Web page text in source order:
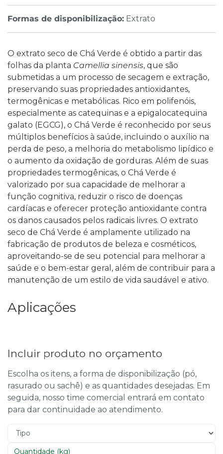
Formas de disponibilização: Extrato
O extrato seco de Chá Verde é obtido a partir das
folhas da planta Camellia sinensis, que são
submetidas a um processo de secagem e extração,
preservando suas propriedades antioxidantes,
termogênicas e metabólicas. Rico em polifenóis,
especialmente as catequinas e a epigalocatequina
galato (EGCG), o Chá Verde é reconhecido por seus
múltiplos benefícios à saúde, incluindo o auxílio na
perda de peso, a melhoria do metabolismo lipídico e
o aumento da oxidação de gorduras. Além de suas
propriedades termogênicas, o Chá Verde é
valorizado por sua capacidade de melhorar a
função cognitiva, reduzir o risco de doenças
cardíacas e oferecer proteção antioxidante contra
os danos causados pelos radicais livres. O extrato
seco de Chá Verde é amplamente utilizado na
fabricação de produtos de beleza e cosméticos,
aproveitando-se de seu potencial para melhorar a
saúde e o bem-estar geral, além de contribuir para a
manutenção de um estilo de vida saudável e ativo.
Aplicações
Incluir produto no orçamento
Escolha os itens, a forma de disponibilização (pó,
rasurado ou sachê) e as quantidades desejadas. Em
seguida, nosso time comercial entrará em contato
para dar continuidade ao atendimento.